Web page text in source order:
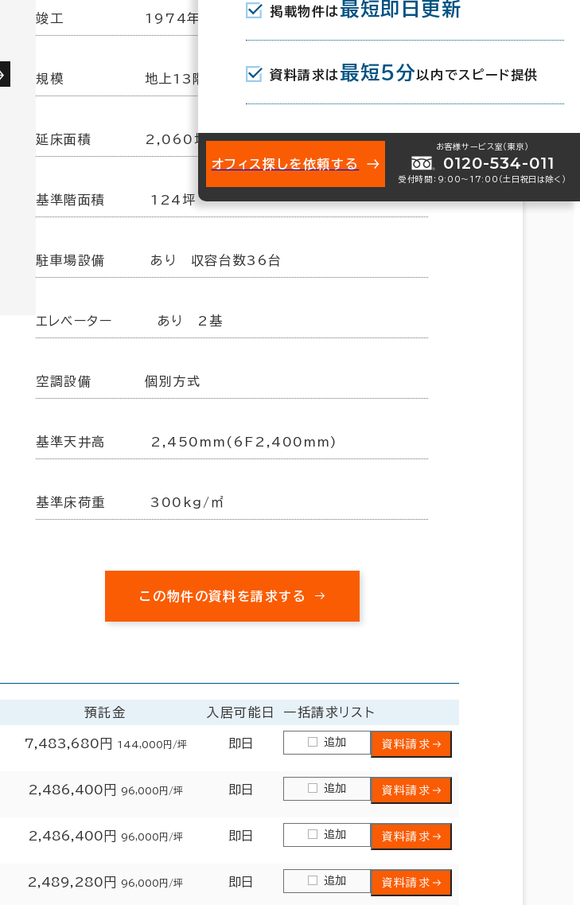
竣工 1974年12月（リニューアル：2007年10月）
規模 地上13階／地下2階建
延床面積 2,060坪
基準階面積 124坪
駐車場設備 あり 収容台数36台
エレベーター あり 2基
空調設備 個別方式
基準天井高 2,450mm(6F2,400mm)
基準床荷重 300kg/㎡
この物件の資料を請求する
預託金 入居可能日 一括請求リスト
7,483,680円 144,000円/坪 即日 追加 資料請求
2,486,400円 96,000円/坪 即日 追加 資料請求
2,486,400円 96,000円/坪 即日 追加 資料請求
2,489,280円 96,000円/坪 即日 追加 資料請求
掲載物件は 最短即日更新
資料請求は 最短5分 以内でスピード提供
オフィス探しを依頼する
お客様サービス室（東京）
0120-534-011
受付時間：9:00〜17:00（土日祝日は除く）